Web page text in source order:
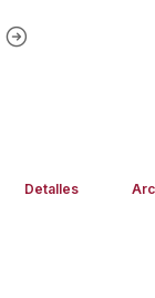
Detalles